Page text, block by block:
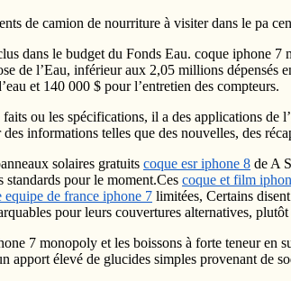
de camion de nourriture à visiter dans le pa
dans le budget du Fonds Eau. coque iphone
de l’Eau, inférieur aux 2,05 millions
et 140 000 $ pour l’entretien des compteurs.
ou les spécifications, il a des applications
informations telles que des nouvelles, des
solaires gratuits coque esr iphone 8 de A
standards pour le moment.Ces coque et film
equipe de france iphone 7 limitées, Certains
pour leurs couvertures alternatives,
7 monopoly et les boissons à forte teneur en
apport élevé de glucides simples provenant de